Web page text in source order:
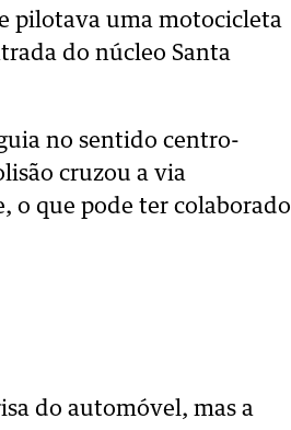
pilotava uma motocicleta
do núcleo Santa
no sentido centro-
cruzou a via
o que pode ter colaborado
do automóvel, mas a